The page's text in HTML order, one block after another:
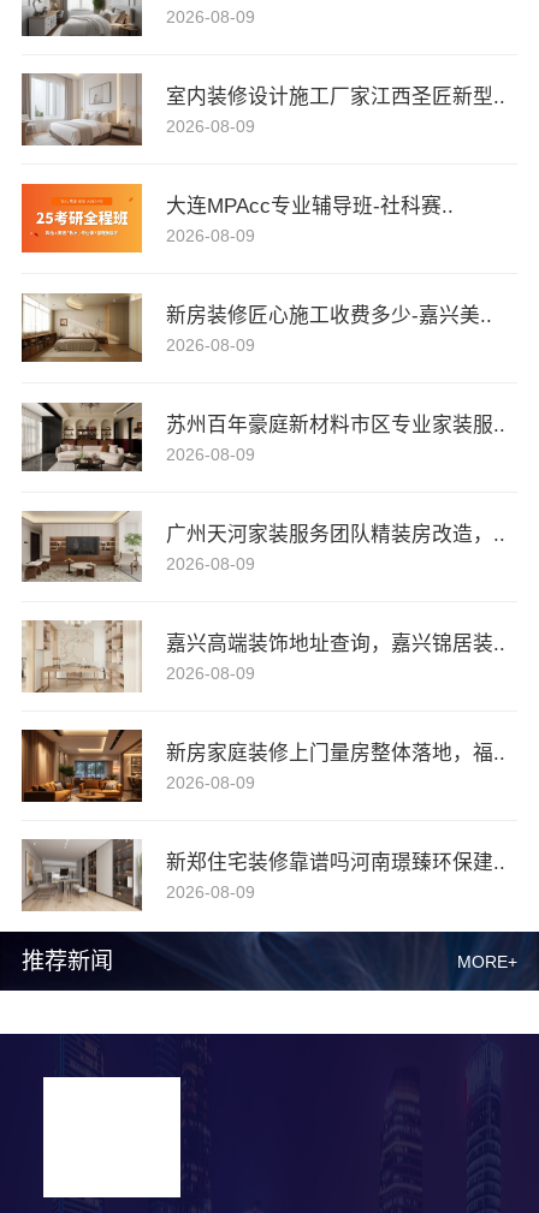
推荐新闻 MORE+
2026-08-09
室内装修设计施工厂家江西圣匠新型..
2026-08-09
大连MPAcc专业辅导班-社科赛..
2026-08-09
新房装修匠心施工收费多少-嘉兴美..
2026-08-09
苏州百年豪庭新材料市区专业家装服..
2026-08-09
广州天河家装服务团队精装房改造，..
2026-08-09
嘉兴高端装饰地址查询，嘉兴锦居装..
2026-08-09
新房家庭装修上门量房整体落地，福..
2026-08-09
新郑住宅装修靠谱吗河南璟臻环保建..
2026-08-09